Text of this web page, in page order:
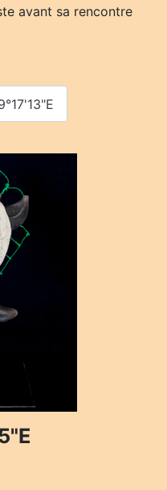
avant sa rencontre